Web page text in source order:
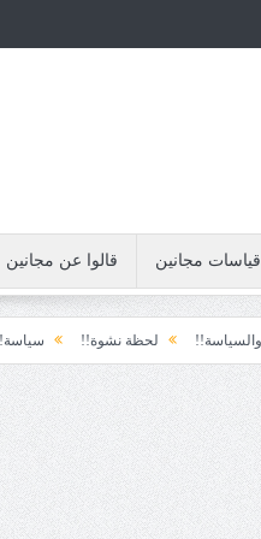
قياسات مجانين قالوا عن مجانين
لحظة نشوة!! سياسة!! تاج